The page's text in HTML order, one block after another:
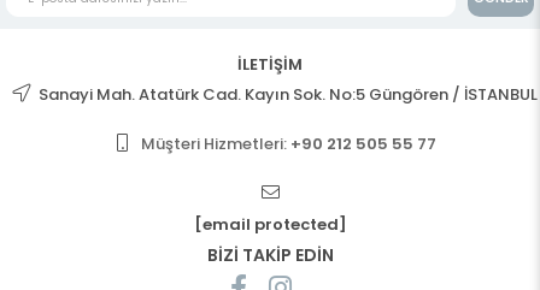
İLETİŞİM
Sanayi Mah. Atatürk Cad. Kayın Sok. No:5 Güngören / İSTANBUL
Müşteri Hizmetleri: +90 212 505 55 77
[email protected]
BİZİ TAKİP EDİN